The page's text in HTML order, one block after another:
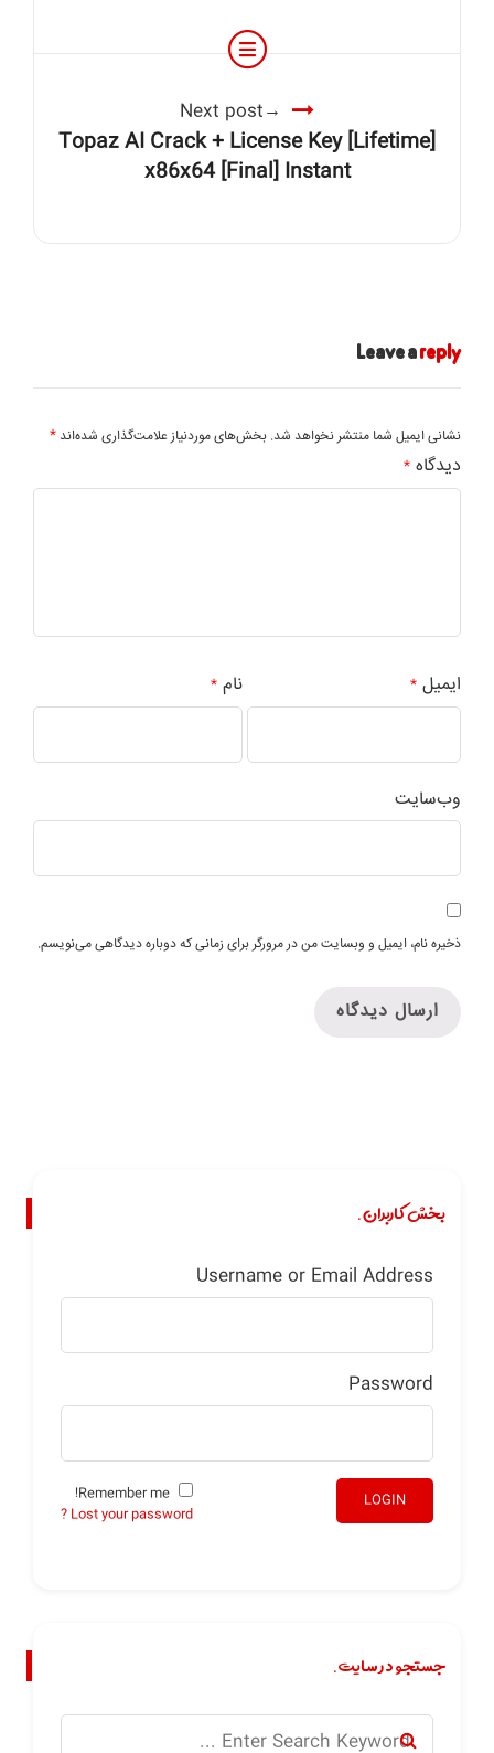
Next post
Topaz AI Crack + License Key [Lifetime]
x86x64 [Final] Instant
Leave areply
نشانی ایمیل شما منتشر نخواهد شد. بخش‌های موردنیاز علامت‌گذاری شده‌اند *
دیدگاه *
نام * ایمیل*
وب‌سایت
ذخیره نام، ایمیل و وبسایت من در مرورگر برای زمانی که دوباره دیدگاهی می‌نویسم.
بخش کاربران.
Username or Email Address
Password
LOGIN
Lost your password ?
جستجو در سایت.